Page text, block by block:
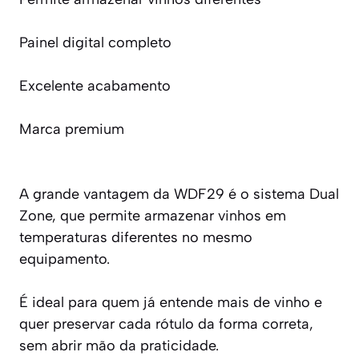
Painel digital completo
Excelente acabamento
Marca premium
A grande vantagem da WDF29 é o sistema Dual
Zone, que permite armazenar vinhos em
temperaturas diferentes no mesmo
equipamento.
É ideal para quem já entende mais de vinho e
quer preservar cada rótulo da forma correta,
sem abrir mão da praticidade.